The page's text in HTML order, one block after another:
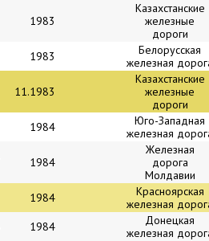
1983
Казахстанские
железные
дороги
1983
Белорусская
железная
11.1983
Казахстанские
железные
дороги
1984
Юго-Западная
железная
1984
Железная
дорога
Молдавии
1984
Красноярская
железная
1984
Донецкая
железная